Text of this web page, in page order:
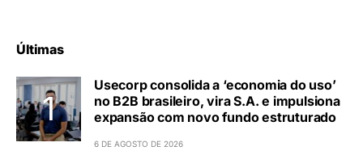
Últimas
Usecorp consolida a ‘economia do uso’
no B2B brasileiro, vira S.A. e impulsiona
expansão com novo fundo estruturado
6 DE AGOSTO DE 2026